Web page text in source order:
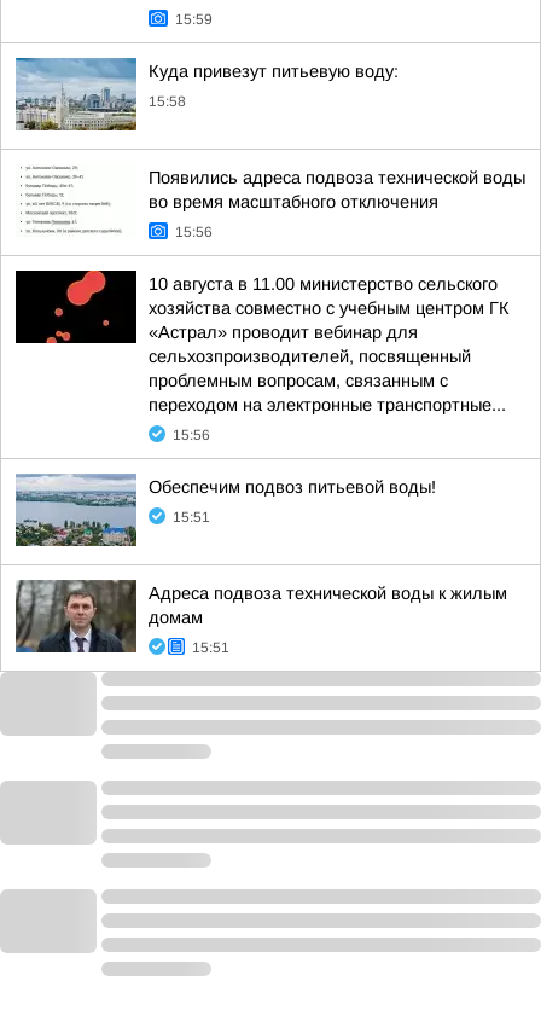
15:59
Куда привезут питьевую воду:
15:58
Появились адреса подвоза технической воды
во время масштабного отключения
15:56
10 августа в 11.00 министерство сельского
хозяйства совместно с учебным центром ГК
«Астрал» проводит вебинар для
сельхозпроизводителей, посвященный
проблемным вопросам, связанным с
переходом на электронные транспортные...
15:56
Обеспечим подвоз питьевой воды!
15:51
Адреса подвоза технической воды к жилым
домам
15:51